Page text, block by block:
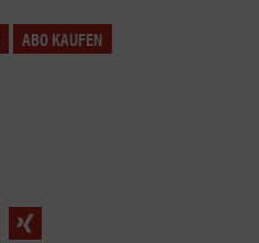
ABO KAUFEN